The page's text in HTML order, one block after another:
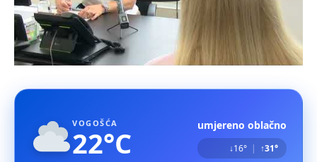
VOGOŠĆA
22°C umjereno oblačno
↓16° | ↑31°